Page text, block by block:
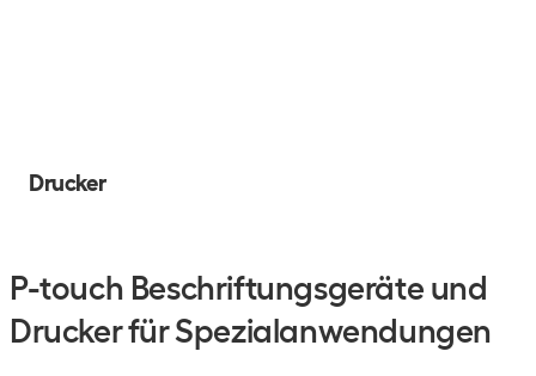
Drucker
P-touch Beschriftungsgeräte und
Drucker für Spezialanwendungen